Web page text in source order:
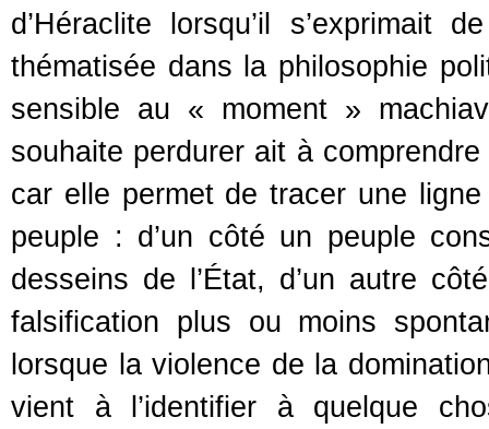
d’Héraclite lorsqu’il s’exprimait
thématisée dans la philosophie
sensible au « moment »
souhaite perdurer ait à
car elle permet de tracer une
peuple : d’un côté un peuple
desseins de l’État, d’un autre
falsification plus ou moins
lorsque la violence de la
vient à l’identifier à quelque